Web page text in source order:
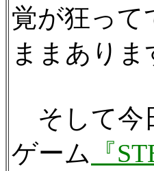
覚が狂って
ままあり
そして今
ゲーム 『